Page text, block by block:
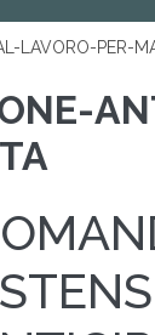
LAVORO-PER-